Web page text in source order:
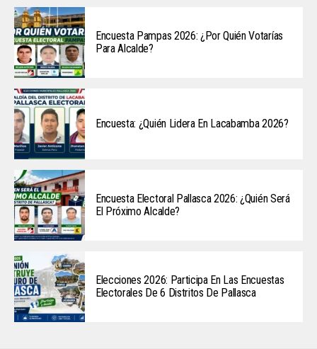
Encuesta Pampas 2026: ¿Por Quién Votarías
Para Alcalde?
Encuesta: ¿Quién Lidera En Lacabamba 2026?
Encuesta Electoral Pallasca 2026: ¿Quién Será
El Próximo Alcalde?
Elecciones 2026: Participa En Las Encuestas
Electorales De 6 Distritos De Pallasca